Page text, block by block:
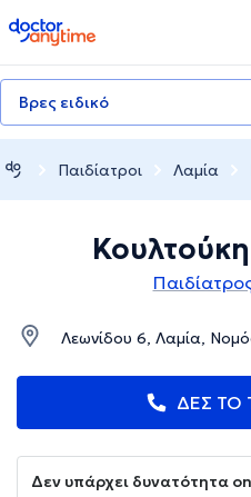
doctoranytime
Βρες ειδικό
Παιδίατροι Λαμία
Λεωνίδου 6, Λαμία,
ΔΕΣ ΤΟ
Δεν υπάρχει δυνατότητα